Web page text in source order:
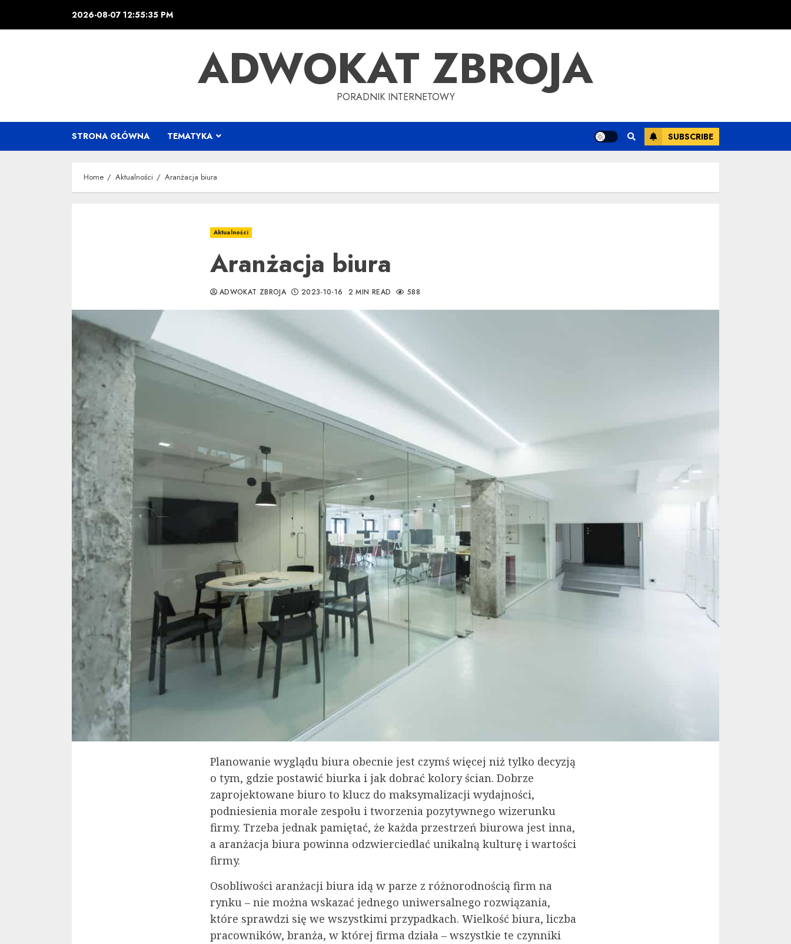
2026-08-07 12:55:36 PM
ADWOKAT ZBROJA
PORADNIK INTERNETOWY
STRONA GŁÓWNA TEMATYKA SUBSCRIBE
Home Aktualności Aranżacja biura
Aktualności
Aranżacja biura
ADWOKAT ZBROJA 2023-10-16 2 MIN READ 588
Planowanie wyglądu biura obecnie jest czymś więcej niż tylko decyzją
o tym, gdzie postawić biurka i jak dobrać kolory ścian. Dobrze
zaprojektowane biuro to klucz do maksymalizacji wydajności,
podniesienia morale zespołu i tworzenia pozytywnego wizerunku
firmy. Trzeba jednak pamiętać, że każda przestrzeń biurowa jest inna,
a aranżacja biura powinna odzwierciedlać unikalną kulturę i wartości
firmy.
Osobliwości aranżacji biura idą w parze z różnorodnością firm na
rynku – nie można wskazać jednego uniwersalnego rozwiązania,
które sprawdzi się we wszystkimi przypadkach. Wielkość biura, liczba
pracowników, branża, w której firma działa – wszystkie te czynniki